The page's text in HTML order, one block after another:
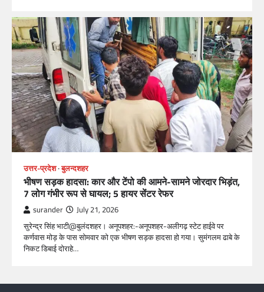
उत्तर-प्रदेश बुलन्दशहर
भीषण सड़क हादसा: कार और टेंपो की आमने-सामने जोरदार भिड़ंत,
7 लोग गंभीर रूप से घायल; 5 हायर सेंटर रेफर​
surander July 21, 2026
सुरेन्द्र सिंह भाटी@बुलंदशहर। अनूपशहर:-अनूपशहर-अलीगढ़ स्टेट हाईवे पर
कर्णवास मोड़ के पास सोमवार को एक भीषण सड़क हादसा हो गया। सुमंगलम ढाबे के
निकट डिबाई दोराहे…